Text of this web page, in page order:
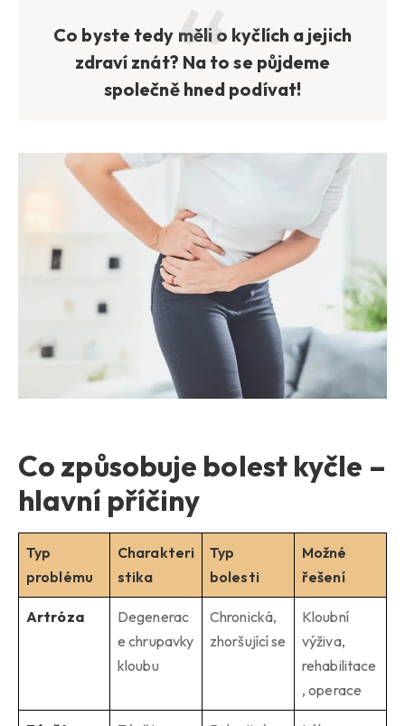
Co byste tedy měli o kyčlích a jejich
zdraví znát? Na to se půjdeme
společně hned podívat!
Co způsobuje bolest kyčle –
hlavní příčiny
Typ
problému
Charakteri
stika
Typ
bolesti
Možné
řešení
Artróza
Degenerac
e chrupavky
kloubu
Chronická,
zhoršující se
Kloubní
výživa,
rehabilitace
, operace